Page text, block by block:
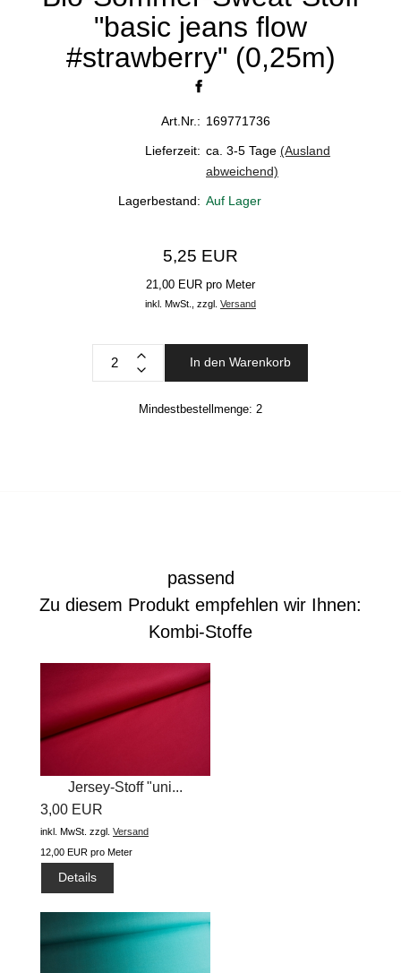
"basic jeans flow
#strawberry" (0,25m)
Art.Nr.: 169771736
Lieferzeit: ca. 3-5 Tage (Ausland
abweichend)
Lagerbestand: Auf Lager
5,25 EUR
21,00 EUR pro Meter
inkl. MwSt., zzgl. Versand
In den Warenkorb
Mindestbestellmenge: 2
passend
Zu diesem Produkt empfehlen wir Ihnen:
Kombi-Stoffe
Jersey-Stoff "uni...
3,00 EUR
inkl. MwSt. zzgl. Versand
12,00 EUR pro Meter
Details